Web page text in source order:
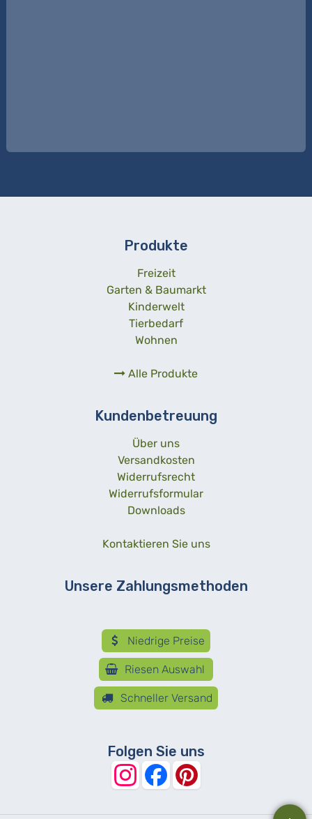
Produkte
Freizeit
Garten & Baumarkt
Kinderwelt
Tierbedarf
Wohnen
Alle Produkte
Kundenbetreuung
Über uns
Versandkosten
Widerrufsrecht
Widerrufsformular
Downloads
Kontaktieren Sie uns
Unsere Zahlungsmethoden
Niedrige Preise
Riesen Auswahl
Schneller Versand
Folgen Sie uns